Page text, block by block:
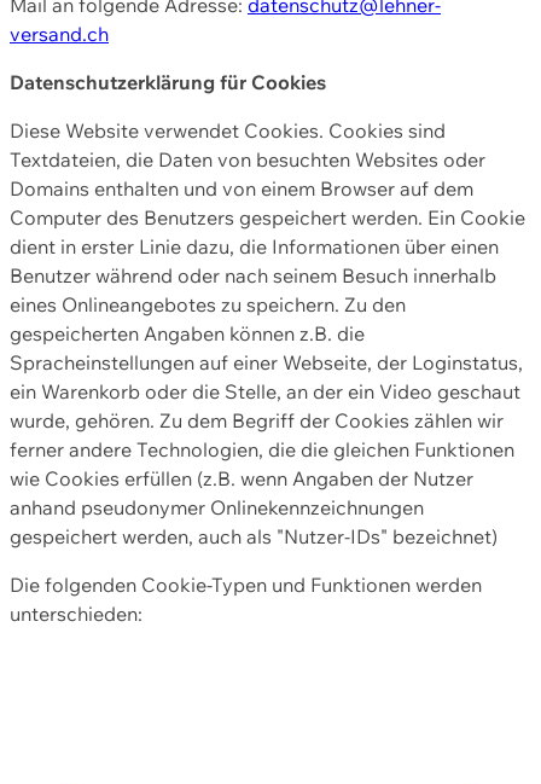
versand.ch
Datenschutzerklärung für Cookies
Diese Website verwendet Cookies. Cookies sind
Textdateien, die Daten von besuchten Websites oder
Domains enthalten und von einem Browser auf dem
Computer des Benutzers gespeichert werden. Ein Cookie
dient in erster Linie dazu, die Informationen über einen
Benutzer während oder nach seinem Besuch innerhalb
eines Onlineangebotes zu speichern. Zu den
gespeicherten Angaben können z.B. die
Spracheinstellungen auf einer Webseite, der Loginstatus,
ein Warenkorb oder die Stelle, an der ein Video geschaut
wurde, gehören. Zu dem Begriff der Cookies zählen wir
ferner andere Technologien, die die gleichen Funktionen
wie Cookies erfüllen (z.B. wenn Angaben der Nutzer
anhand pseudonymer Onlinekennzeichnungen
gespeichert werden, auch als "Nutzer-IDs" bezeichnet)
Die folgenden Cookie-Typen und Funktionen werden
unterschieden: